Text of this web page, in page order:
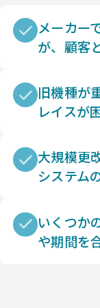
メーカー
が、顧客
旧機種が
レイスが
大規模更
システム
いくつか
や期間を